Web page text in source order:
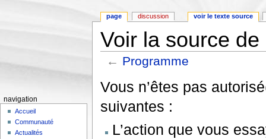
Voir la source
← Programme
Vous n’êtes pas
suivantes :
L’action que vous
page discussion voir le texte source
navigation
Accueil
Communauté
Actualités